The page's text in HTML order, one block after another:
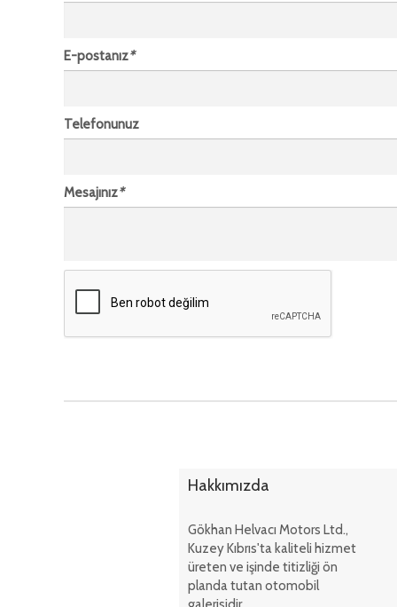
E-postanız*
Telefonunuz
Mesajınız*
Hakkımızda
Gökhan Helvacı Motors Ltd.,
Kuzey Kıbrıs'ta kaliteli hizmet
üreten ve işinde titizliği ön
planda tutan otomobil